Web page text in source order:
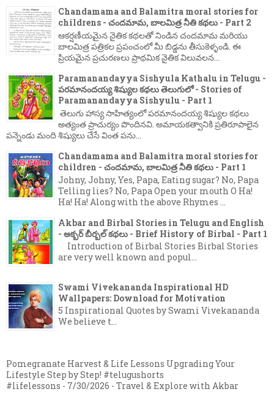
Chandamama and Balamitra moral stories for
childrens - చందమామ, బాలమిత్ర నీతి కథలు - Part 2
ఆకర్షణీయమైన నైతిక కథలతో నిండిన చందమామ మరియు
బాలమిత్ర పత్రికల ప్రపంచంలో మీ బిడ్డను తీసుకెళ్ళండి. ఈ
ప్రియమైన ప్రచురణలు ప్రాథమిక నైతిక విలువలన...
Paramanandayya Sishyula Kathalu in Telugu -
పరమానందయ్య శిష్యుల కథలు తెలుగులో - Stories of
Paramanandayya Sishyulu - Part 1
తెలుగు హాస్య సాహిత్యంలో పరమానందయ్య శిష్యుల కథలు
అత్యంత ప్రాచుర్యం పొందినవి. అమాయకత్వానికి ప్రతిరూపాలైన
పన్నెండు మంది శిష్యులు చేసే వింత పను...
Chandamama and Balamitra moral stories for
children - చందమామ, బాలమిత్ర నీతి కథలు - Part 1
Johny, Johny, Yes, Papa, Eating sugar? No, Papa
Telling lies? No, Papa Open your mouth O Ha!
Ha! Ha! Along with the above Rhymes ...
Akbar and Birbal Stories in Telugu and English
- అక్బర్ బీర్బల్ కథలు - Brief History of Birbal - Part 1
Introduction of Birbal Stories Birbal Stories
are very well known and popul...
Swami Vivekananda Inspirational HD
Wallpapers: Download for Motivation
5 Inspirational Quotes by Swami Vivekananda
We believe t...
Pomegranate Harvest & Life Lessons Upgrading Your
Lifestyle Step by Step! #telugushorts
#lifelessons - 7/30/2026 - Travel & Explore with Akbar